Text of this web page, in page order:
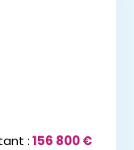
:156 800 €